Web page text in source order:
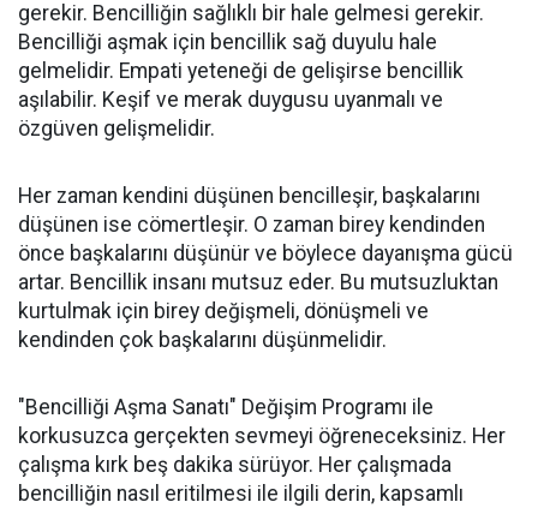
gerekir. Bencilliğin sağlıklı bir hale gelmesi gerekir.
Bencilliği aşmak için bencillik sağ duyulu hale
gelmelidir. Empati yeteneği de gelişirse bencillik
aşılabilir. Keşif ve merak duygusu uyanmalı ve
özgüven gelişmelidir.
Her zaman kendini düşünen bencilleşir, başkalarını
düşünen ise cömertleşir. O zaman birey kendinden
önce başkalarını düşünür ve böylece dayanışma gücü
artar. Bencillik insanı mutsuz eder. Bu mutsuzluktan
kurtulmak için birey değişmeli, dönüşmeli ve
kendinden çok başkalarını düşünmelidir.
"Bencilliği Aşma Sanatı" Değişim Programı ile
korkusuzca gerçekten sevmeyi öğreneceksiniz. Her
çalışma kırk beş dakika sürüyor. Her çalışmada
bencilliğin nasıl eritilmesi ile ilgili derin, kapsamlı